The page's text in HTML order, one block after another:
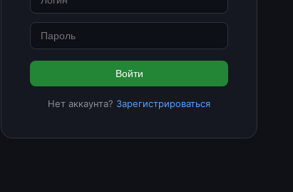
Войти
Нет аккаунта? Зарегистрироваться